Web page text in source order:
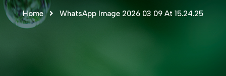
Home WhatsApp Image 2026 03 09 At 15.24.25